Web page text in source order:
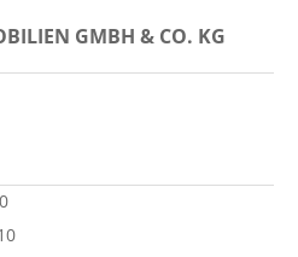
GMBH & CO. KG